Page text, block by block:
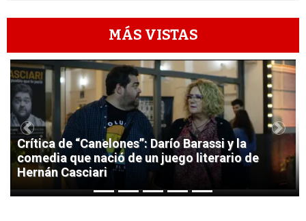
MÁS VISTAS
1
Crítica de “Canelones”: Darío Barassi y la
comedia que nació de un juego literario de
Hernán Casciari
Previous Next